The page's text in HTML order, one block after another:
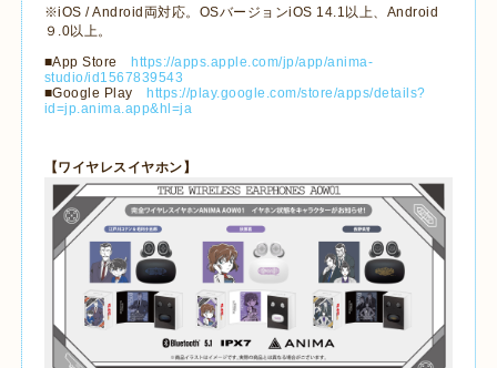
※iOS / Android 両対応。 OSバージョンiOS 14.1 以上、 Android
９ .0以上。
■App Store
https://apps.apple.com/jp/app/anima-
studio/id1567839543
■Google Play
https://play.google.com/store/apps/details?
id=jp.anima.app&hl=ja
【ワイヤレスイヤホン】